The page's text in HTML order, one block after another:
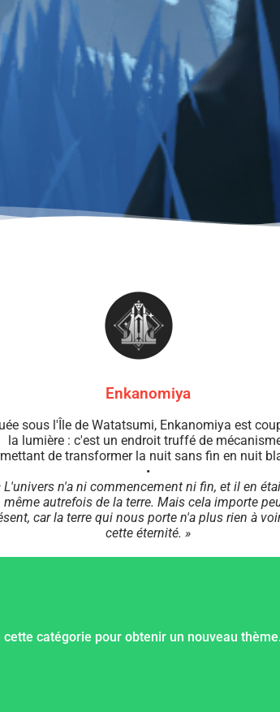
Enkanomiya
sous l'Île de Watatsumi, Enkanomiya est
la lumière : c'est un endroit truffé de
de transformer la nuit sans fin en nuit
•
L'univers n'a ni commencement ni fin, et il en
même autrefois de la terre. Mais cela importe
car la terre qui nous porte n'a plus rien à
cette éternité. »
catégorie pour obtenir un nouveau thème.